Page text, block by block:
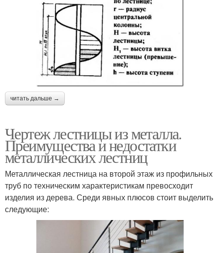
читать дальше →
Чертеж лестницы из металла.
Преимущества и недостатки
металлических лестниц
Металлическая лестница на второй этаж из профильных
труб по техническим характеристикам превосходит
изделия из дерева. Среди явных плюсов стоит выделить
следующие: